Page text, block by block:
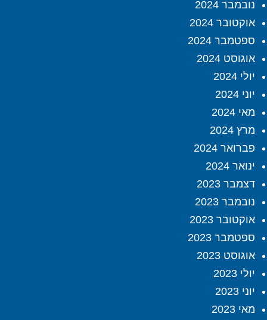
נובמבר 2024
אוקטובר 2024
ספטמבר 2024
אוגוסט 2024
יולי 2024
יוני 2024
מאי 2024
מרץ 2024
פברואר 2024
ינואר 2024
דצמבר 2023
נובמבר 2023
אוקטובר 2023
ספטמבר 2023
אוגוסט 2023
יולי 2023
יוני 2023
מאי 2023